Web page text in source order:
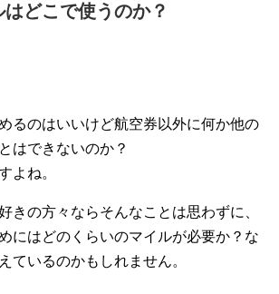
どこで使うのか？
るのはいいけど航空券以外に何か他の
はできないのか？
よね。
きの方々ならそんなことは思わずに、
にはどのくらいのマイルが必要か？な
ているのかもしれません。